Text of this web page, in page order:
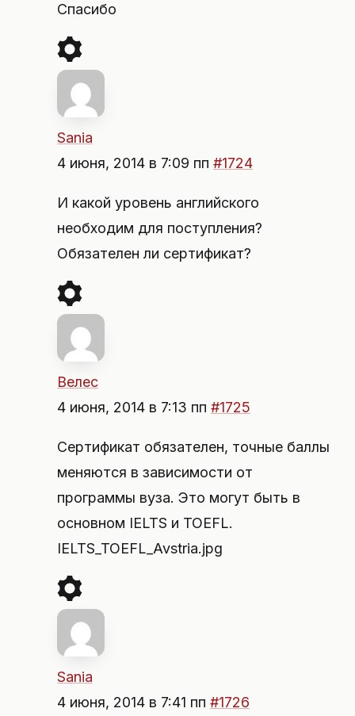
Спасибо
Sania
4 июня, 2014 в 7:09 пп #1724
И какой уровень английского
необходим для поступления?
Обязателен ли сертификат?
Велес
4 июня, 2014 в 7:13 пп #1725
Сертификат обязателен, точные баллы
меняются в зависимости от
программы вуза. Это могут быть в
основном IELTS и TOEFL.
IELTS_TOEFL_Avstria.jpg
Sania
4 июня, 2014 в 7:41 пп #1726